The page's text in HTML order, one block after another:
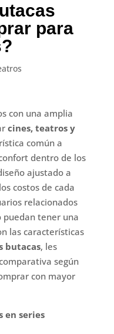
para
con una amplia
cines, teatros y
común a
dentro de los
ajustado a
costos de cada
relacionados
puedan tener una
las características
butacas, les
según
con mayor
en series